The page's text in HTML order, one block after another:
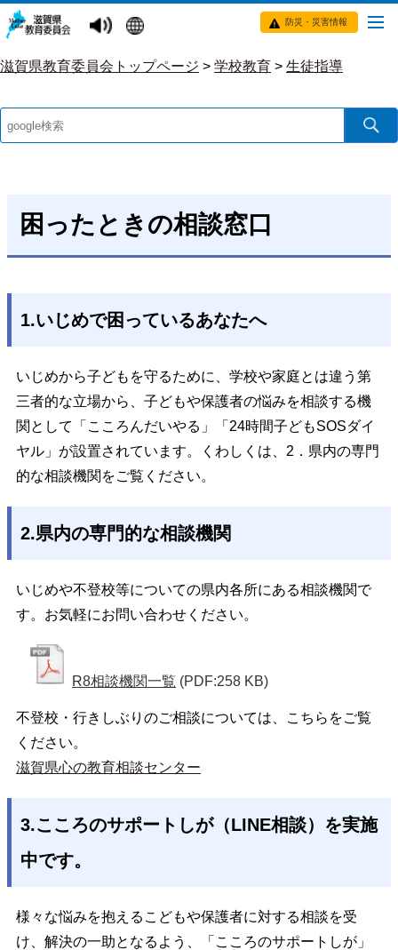
防災・災害情報
滋賀県教育委員会トップページ > 学校教育 > 生徒指導
困ったときの相談窓口
1.いじめで困っているあなたへ
いじめから子どもを守るために、学校や家庭とは違う第
三者的な立場から、子どもや保護者の悩みを相談する機
関として「こころんだいやる」「24時間子どもSOSダイ
ヤル」が設置されています。くわしくは、2．県内の専門
的な相談機関をご覧ください。
2.県内の専門的な相談機関
いじめや不登校等についての県内各所にある相談機関で
す。お気軽にお問い合わせください。
R8相談機関一覧 (PDF:258 KB)
不登校・行きしぶりのご相談については、こちらをご覧
ください。
滋賀県心の教育相談センター
3.こころのサポートしが（LINE相談）を実施
中です。
様々な悩みを抱えるこどもや保護者に対する相談を受
け、解決の一助となるよう、「こころのサポートしが」